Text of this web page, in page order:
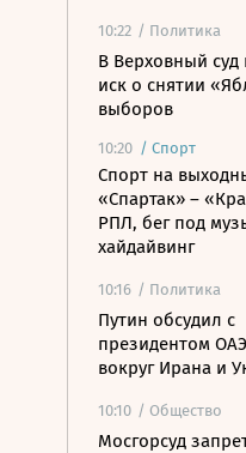
10:22 / Политика
В Верховный суд
иск о снятии
выборов
10:20 / Спорт
Спорт на
«Спартак» –
РПЛ, бег под
хайдайвинг
10:16 / Политика
Путин обсудил с
президентом
вокруг Ирана и
10:10 / Общество
Мосгорсуд